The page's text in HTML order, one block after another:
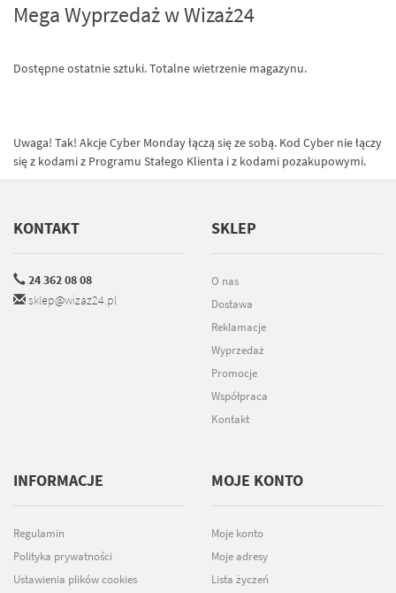
Mega Wyprzedaż w Wizaż24
Dostępne ostatnie sztuki. Totalne wietrzenie magazynu.
Uwaga! Tak! Akcje Cyber Monday łączą się ze sobą. Kod Cyber nie łączy
się z kodami z Programu Stałego Klienta i z kodami pozakupowymi.
KONTAKT
24 362 08 08
sklep@wizaz24.pl
SKLEP
O nas
Dostawa
Reklamacje
Wyprzedaż
Promocje
Współpraca
Kontakt
INFORMACJE
Regulamin
Polityka prywatności
Ustawienia plików cookies
MOJE KONTO
Moje konto
Moje adresy
Lista życzeń